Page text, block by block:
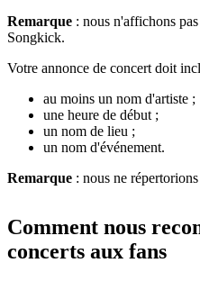
Remarque : nous n'affichons
Songkick.
Votre annonce de concert doit
au moins un nom d'artiste ;
une heure de début ;
un nom de lieu ;
un nom d'événement.
Remarque : nous ne
Comment nous
concerts aux fans